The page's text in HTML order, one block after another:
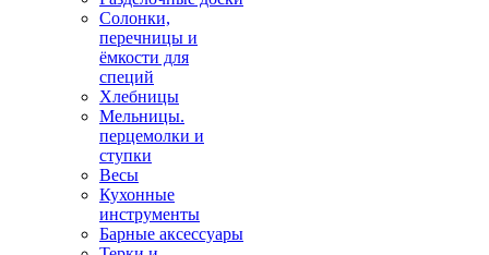
Солонки,
перечницы и
ёмкости для
специй
Хлебницы
Мельницы.
перцемолки и
ступки
Весы
Кухонные
инструменты
Барные аксессуары